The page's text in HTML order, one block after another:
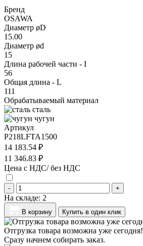
Бренд
OSAWA
Диаметр øD
15.00
Диаметр ød
15
Длина рабочей части - I
56
Общая длина - L
111
Обрабатываемый материал
сталь
чугун
Артикул
P218LFTA1500
14 183.54 ₽
11 346.83 ₽
Цена с НДС/ без НДС
- +
На складе: 2
В корзину Купить в один клик
Отгрузка товара возможна уже сегодня!
Сразу начнем собирать заказ.